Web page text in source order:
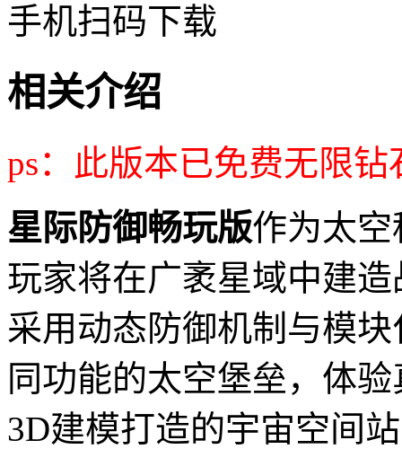
手机扫码下载
相关介绍
ps：此版本已免费无限钻
星际防御畅玩版作为太
玩家将在广袤星域中建
采用动态防御机制与模
同功能的太空堡垒，体
3D建模打造的宇宙空间